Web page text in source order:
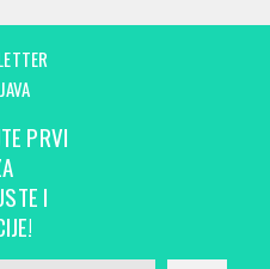
PRVI
I